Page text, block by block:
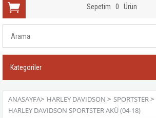
Sepetim 0 Ürün
Kategoriler
ANASAYFA> HARLEY DAVIDSON > SPORTSTER>
HARLEY DAVIDSON SPORTSTER AKÜ (04-18)